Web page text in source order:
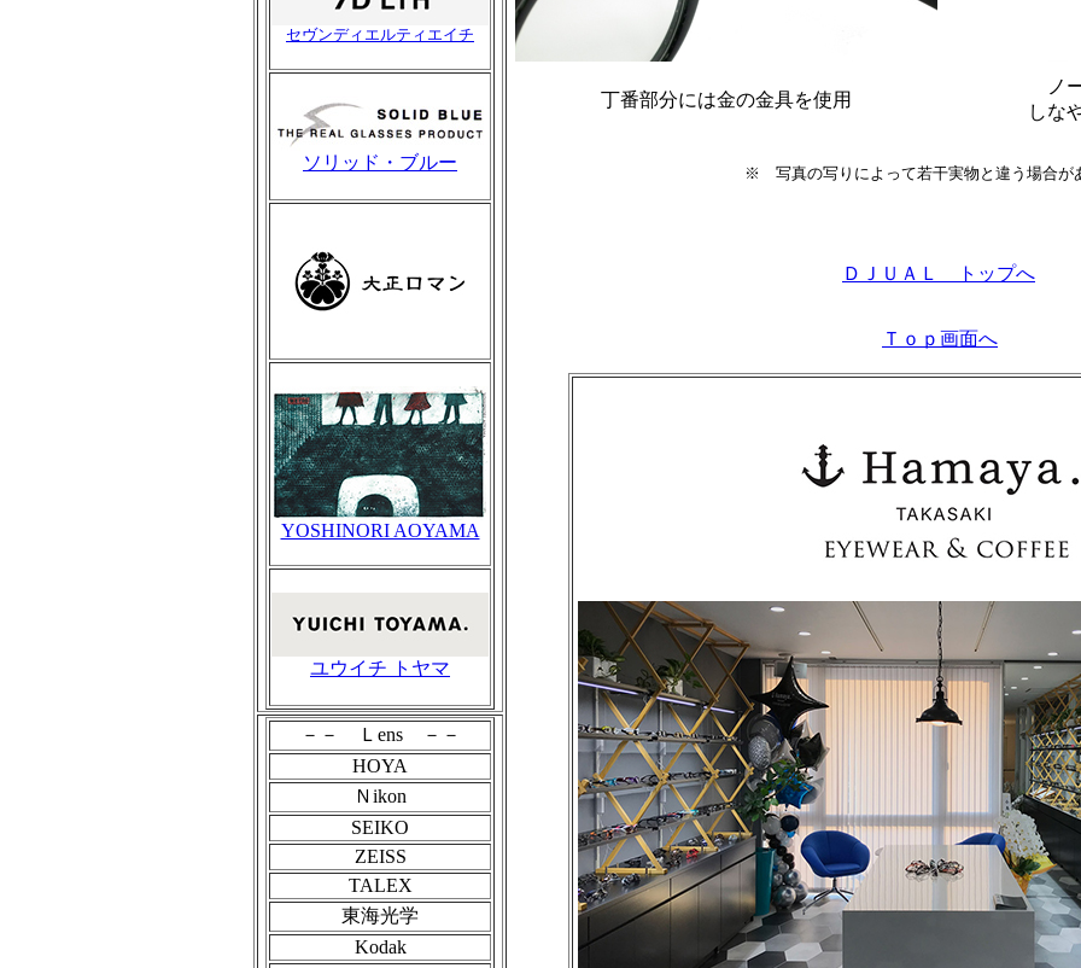
セヴンディエルティエイチ
ソリッド・ブルー
YOSHINORI AOYAMA
ユウイチ トヤマ
－－ Ｌens －－
HOYA
Ｎikon
SEIKO
ZEISS
TALEX
東海光学
Kodak
丁番部分には金の金具を使用
ノ
しな
※ 写真の写りによって若干実物と違う場合が
ＤＪＵＡＬ トップへ
Ｔｏｐ画面へ